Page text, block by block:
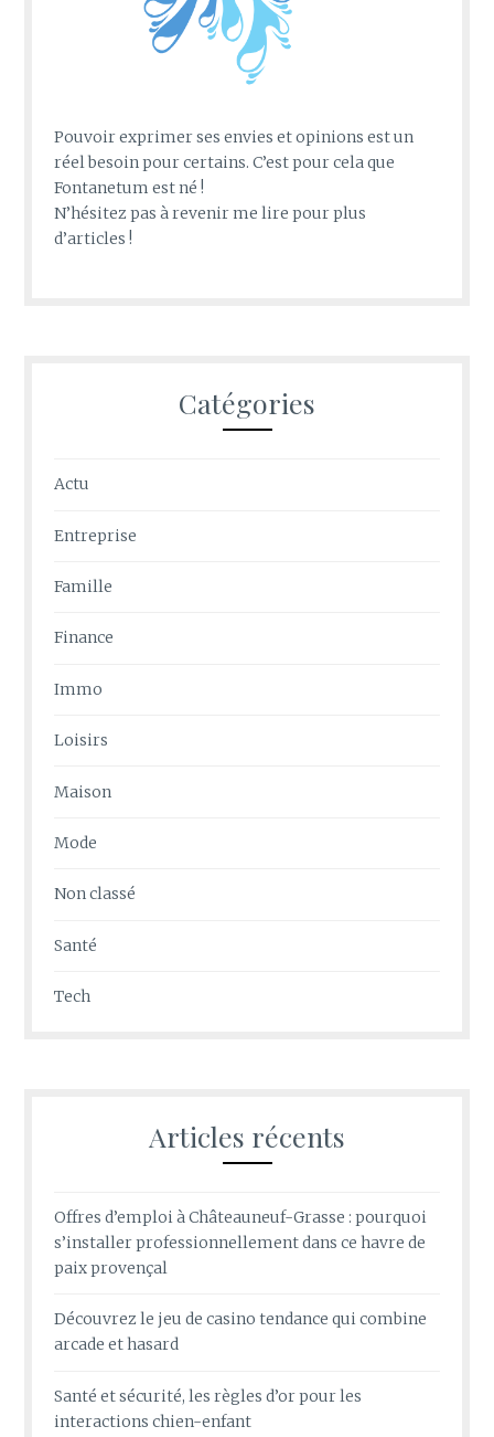
Pouvoir exprimer ses envies et opinions est un
réel besoin pour certains. C’est pour cela que
Fontanetum est né !
N’hésitez pas à revenir me lire pour plus
d’articles !
Catégories
Actu
Entreprise
Famille
Finance
Immo
Loisirs
Maison
Mode
Non classé
Santé
Tech
Articles récents
Offres d’emploi à Châteauneuf-Grasse : pourquoi
s’installer professionnellement dans ce havre de
paix provençal
Découvrez le jeu de casino tendance qui combine
arcade et hasard
Santé et sécurité, les règles d’or pour les
interactions chien-enfant